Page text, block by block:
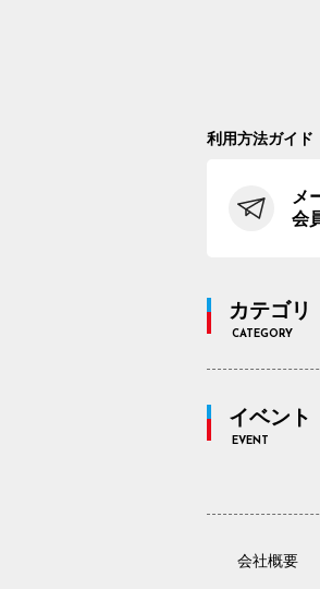
利用方法ガイド
メ
会
カテゴリ
CATEGORY
イベント
EVENT
会社概要